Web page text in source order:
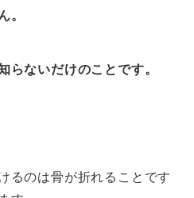
。
らないだけのことです。
るのは骨が折れることです